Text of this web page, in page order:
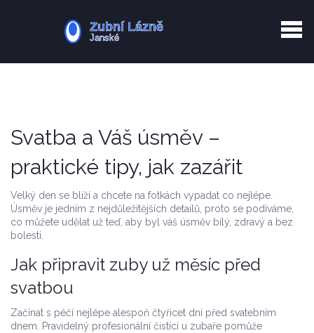
Zotavení po extrakci
Svatba a Váš úsměv –
praktické tipy, jak zazářit
Velký den se blíží a chcete na fotkách vypadat co nejlépe.
Úsměv je jedním z nejdůležitějších detailů, proto se podíváme,
co můžete udělat už teď, aby byl váš úsměv bílý, zdravý a bez
bolesti.
Jak připravit zuby už měsíc před
svatbou
Začínat s péčí nejlépe alespoň čtyřicet dní před svatebním
dnem. Pravidelný profesionální čistící u zubaře pomůže